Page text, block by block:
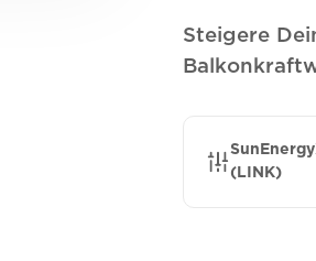
Steigere
(LINK)